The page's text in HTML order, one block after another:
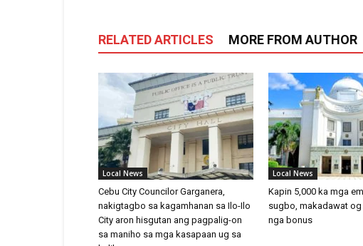
RELATED ARTICLES MORE FROM AUTHOR
Local News
Cebu City Councilor Garganera,
nakigtagbo sa kagamhanan sa Ilo-Ilo
City aron hisgutan ang pagpalig-on
sa maniho sa mga kasapaan ug sa
Local News
Kapin 5,000 ka mga
sugbo, makadawat og
nga bonus